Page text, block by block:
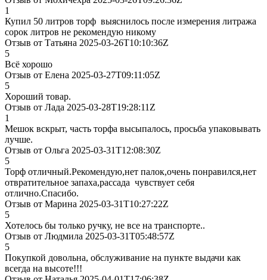
1
Купил 50 литров торф выяснилось после измерения литража
сорок литров не рекомендую никому
Отзыв от Татьяна 2025-03-26T10:10:36Z
5
Всё хорошо
Отзыв от Елена 2025-03-27T09:11:05Z
5
Хороший товар.
Отзыв от Лада 2025-03-28T19:28:11Z
1
Мешок вскрыт, часть торфа высыпалось, просьба упаковывать
лучше.
Отзыв от Ольга 2025-03-31T12:08:30Z
5
Торф отличный.Рекомендую,нет палок,очень понравился,нет
отвратительное запаха,рассада чувствует себя
отлично.Спасибо.
Отзыв от Марина 2025-03-31T10:27:22Z
5
Хотелось бы только ручку, не все на транспорте..
Отзыв от Людмила 2025-03-31T05:48:57Z
5
Покупкой довольна, обслуживание на пункте выдачи как
всегда на высоте!!!